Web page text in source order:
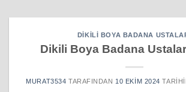
DIKILI BOYA BADANA
Dikili Boya Badana
MURAT3534 TARAFINDAN 10 EKIM 2024